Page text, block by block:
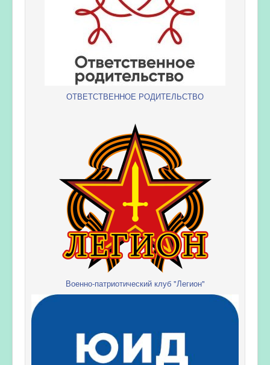
ОТВЕТСТВЕННОЕ РОДИТЕЛЬСТВО
Военно-патриотический клуб "Легион"